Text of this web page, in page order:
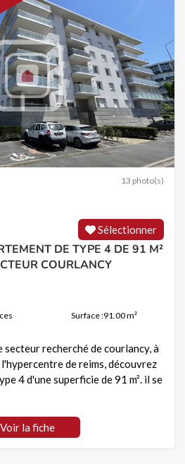
13 photo(s)
Sélectionner
DE TYPE 4 DE 91 M²
COURLANCY
Surface :91.00 m²
secteur recherché de courlancy, à
de reims, découvrez
4 d'une superficie de 91 m². il se
Voir la fiche